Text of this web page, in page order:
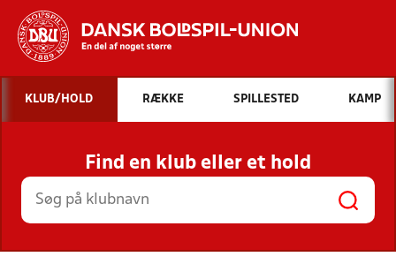
Hvad vil du søge efter?
INDHOLD OG NYHEDER
STILLINGER, RESULTATER, KLUBBER OG
HOLD
KLUB/HOLD RÆKKE SPILLESTED KAMP
Find en klub eller et hold